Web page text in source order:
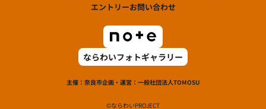
エントリーお問い合わせ
ならわいフォトギャラリー
主催：奈良市企画・運営：一般社団法人TOMOSU
©ならわいPROJECT